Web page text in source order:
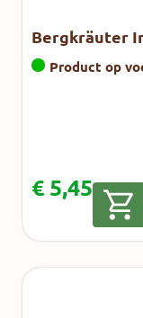
Bergkräuter
Product op
€ 5,45